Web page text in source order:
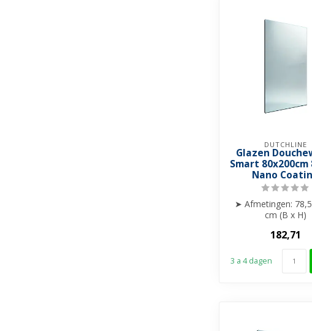
DUTCHLINE
Glazen
Smart 80x200cm
Nano
➤ Afmetingen:
cm (B x H)
glas
➤ Helder
182,71
3 a 4 dagen